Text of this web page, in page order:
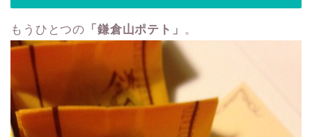
もうひとつの 「鎌倉山ポテト」 。